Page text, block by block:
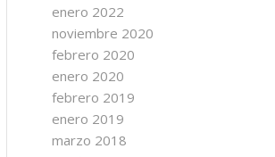
enero 2022
noviembre 2020
febrero 2020
enero 2020
febrero 2019
enero 2019
marzo 2018